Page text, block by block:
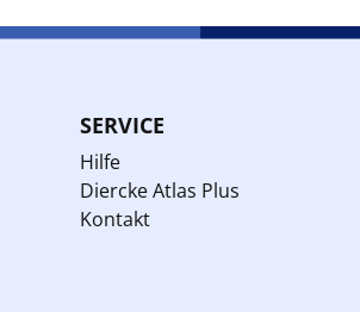
SERVICE
Hilfe
Diercke Atlas Plus
Kontakt